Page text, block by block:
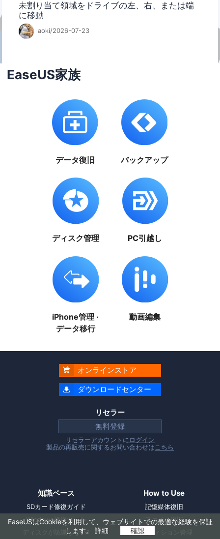
EaseUSはCookieを利用して、ウェブサイトでの最適な経験を保証
します。 詳細 確認
未割り当て領域をドライブの左、右、または端
に移動
aoki/2026-07-23
EaseUS家族
データ復旧 バックアップ
ディスク管理 PC引越し
iPhone管理 ·
データ移行
動画編集
 オンラインストア
 ダウンロードセンター
リセラー
無料登録
リセラーアカウントにログイン
製品の再販売に関するお問い合わせはこちら
知識ベース
SDカード修復ガイド
Windows修復ツール
ディスクが認識しない?
How to Use
記憶媒体復旧
ファイル復旧
パーティション管理